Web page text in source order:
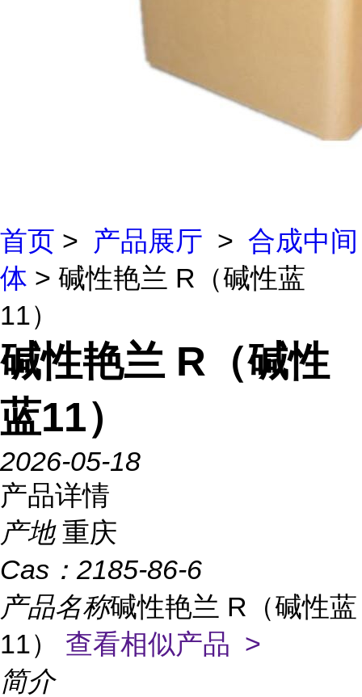
首页 > 产品展厅 > 合成中间
体 > 碱性艳兰 R（碱性蓝
11）
碱性艳兰 R（碱性
蓝11）
2026-05-18
产品详情
产地 重庆
Cas： 2185-86-6
产品名称碱性艳兰 R（碱性蓝
11） 查看相似产品 >
简介